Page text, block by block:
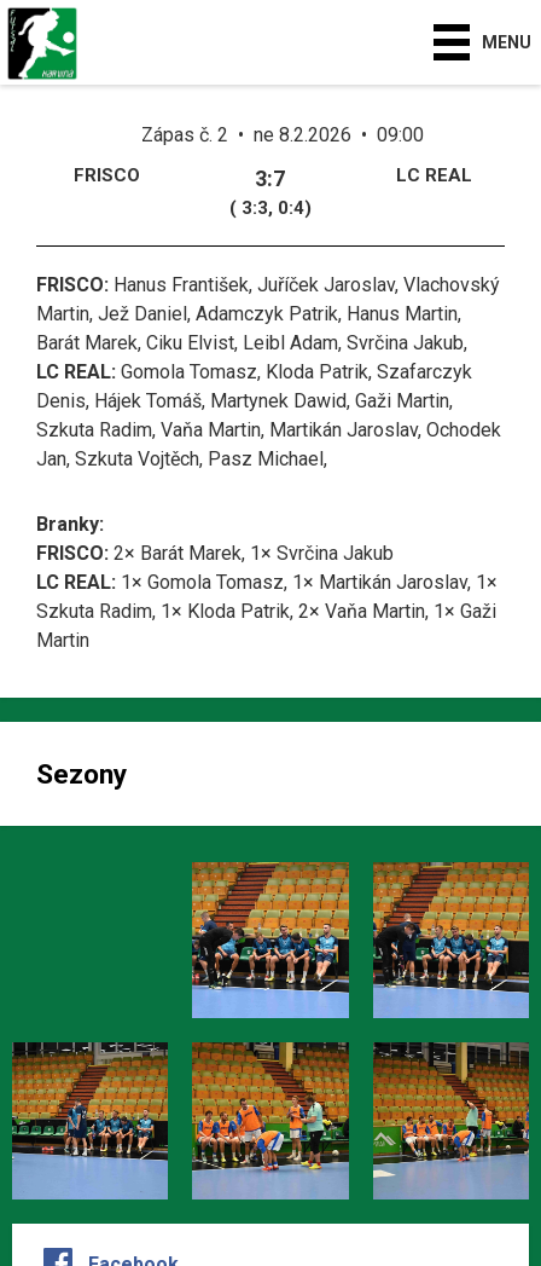
MENU
Zápas č. 2 • ne 8.2.2026 • 09:00
FRISCO 3:7
( 3:3, 0:4)
LC REAL
FRISCO: Hanus František, Juříček Jaroslav, Vlachovský
Martin, Jež Daniel, Adamczyk Patrik, Hanus Martin,
Barát Marek, Ciku Elvist, Leibl Adam, Svrčina Jakub,
LC REAL: Gomola Tomasz, Kloda Patrik, Szafarczyk
Denis, Hájek Tomáš, Martynek Dawid, Gaži Martin,
Szkuta Radim, Vaňa Martin, Martikán Jaroslav, Ochodek
Jan, Szkuta Vojtěch, Pasz Michael,
Branky:
FRISCO: 2× Barát Marek, 1× Svrčina Jakub
LC REAL: 1× Gomola Tomasz, 1× Martikán Jaroslav, 1×
Szkuta Radim, 1× Kloda Patrik, 2× Vaňa Martin, 1× Gaži
Martin
Sezony